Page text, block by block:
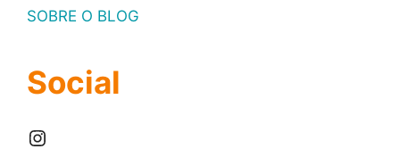
SOBRE O BLOG
Social
Instagram